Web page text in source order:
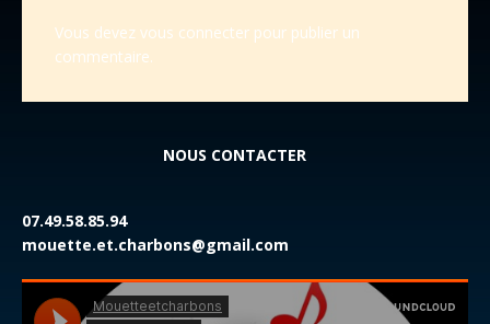
Vous devez vous connecter pour publier un
commentaire.
NOUS CONTACTER
07.49.58.85.94
mouette.et.charbons@gmail.com